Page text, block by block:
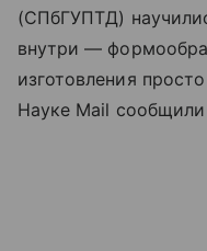
(СПбГУПТД)
внутри —
изготовления
Науке Mail